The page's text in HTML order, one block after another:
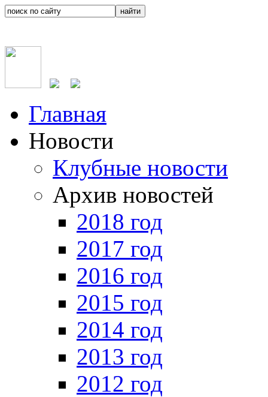
Главная
Новости
Клубные новости
Архив новостей
2018 год
2017 год
2016 год
2015 год
2014 год
2013 год
2012 год